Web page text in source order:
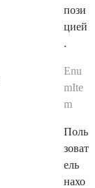
пози
цией
.
Enu
mIte
m
Поль
зоват
ель
нахо